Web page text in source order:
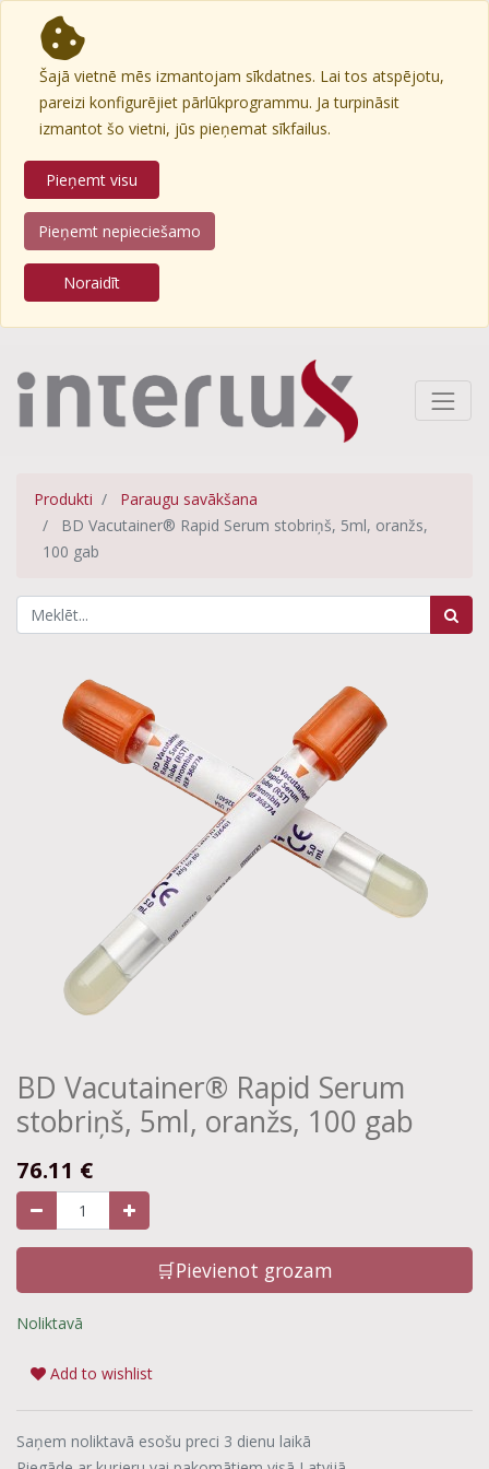
Šajā vietnē mēs izmantojam sīkdatnes. Lai tos atspējotu,
pareizi konfigurējiet pārlūkprogrammu. Ja turpināsit
izmantot šo vietni, jūs pieņemat sīkfailus.
Pieņemt visu
Pieņemt nepieciešamo
Noraidīt
Produkti
Paraugu savākšana
BD Vacutainer® Rapid Serum stobriņš, 5ml, oranžs,
100 gab
BD Vacutainer® Rapid Serum
stobriņš, 5ml, oranžs, 100 gab
76.11 €
🛒Pievienot grozam
Noliktavā
Add to wishlist
Saņem noliktavā esošu preci 3 dienu laikā